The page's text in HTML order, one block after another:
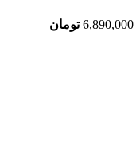
6,890,000 تومان